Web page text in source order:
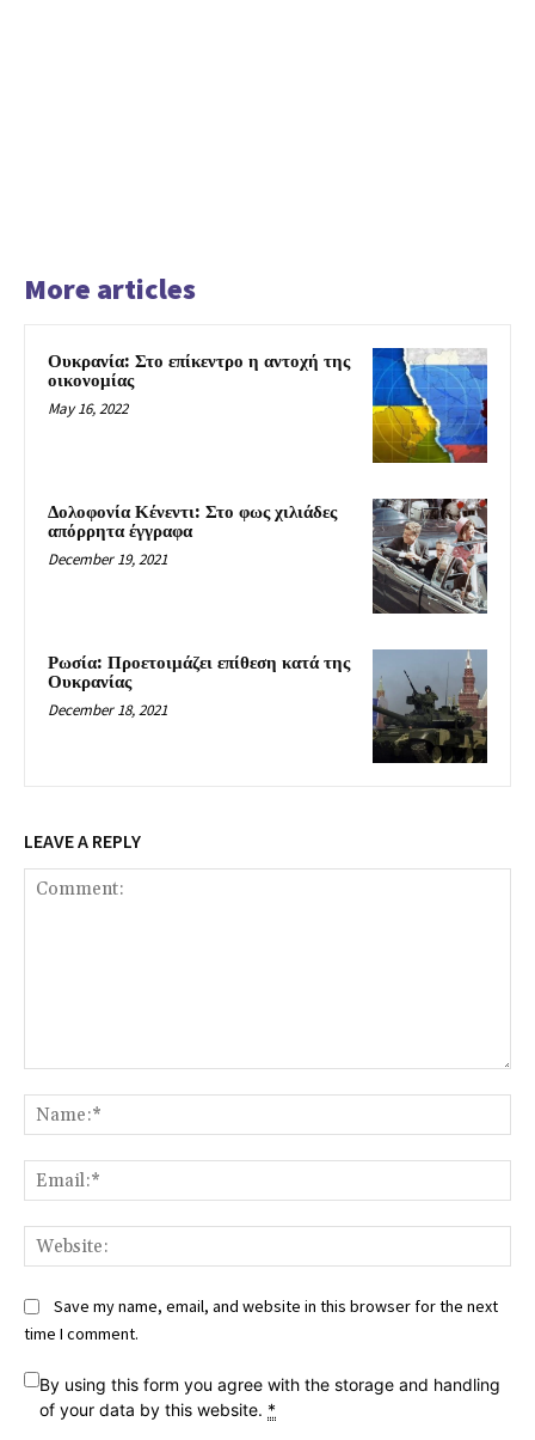
More articles
Ουκρανία: Στο επίκεντρο η αντοχή της
οικονομίας
May 16, 2022
Δολοφονία Κένεντι: Στο φως χιλιάδες
απόρρητα έγγραφα
December 19, 2021
Ρωσία: Προετοιμάζει επίθεση κατά της
Ουκρανίας
December 18, 2021
LEAVE A REPLY
Save my name, email, and website in this browser for the next
time I comment.
By using this form you agree with the storage and handling
of your data by this website. *